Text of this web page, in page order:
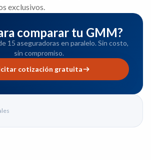
exclusivos.
comparar tu GMM?
15 aseguradoras en paralelo. Sin costo,
sin compromiso.
cotización gratuita